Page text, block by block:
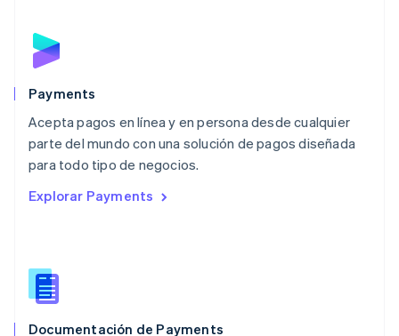
Payments
Acepta pagos en línea y en persona desde cualquier
parte del mundo con una solución de pagos diseñada
para todo tipo de negocios.
Explorar Payments
Documentación de Payments
Malta
English
EspañolEnglish
English
Nueva Zelandia
English
NederlandsEnglish
Português
RAE de Hong Kong, China
Reino Unido